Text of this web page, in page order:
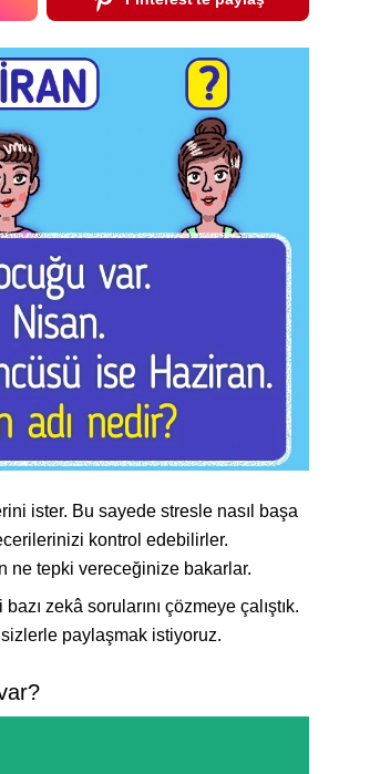
ister. Bu sayede stresle nasıl başa
kontrol edebilirler.
ne tepki vereceğinize bakarlar.
zekâ sorularını çözmeye çalıştık.
paylaşmak istiyoruz.